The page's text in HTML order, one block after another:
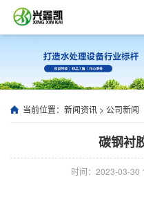
当前位置： 新闻资讯 > 公司新闻
碳钢衬
时间：2023-03-30